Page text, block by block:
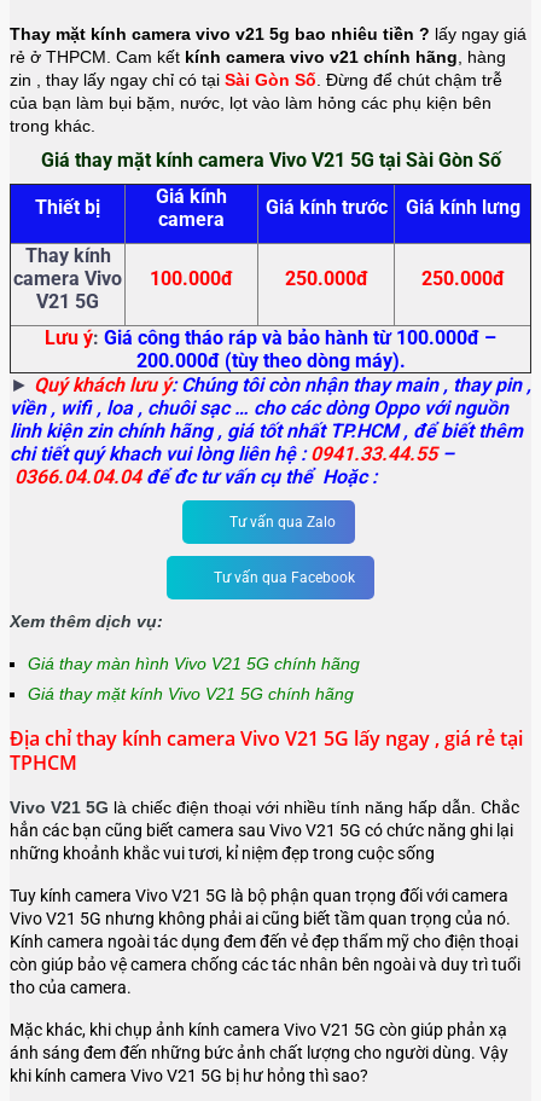
Thay mặt kính camera vivo v21 5g bao nhiêu tiền ? lấy ngay giá
rẻ ở THPCM. Cam kết kính camera vivo v21 chính hãng , hàng
zin
, thay lấy ngay chỉ có tại Sài Gòn Số . Đừng để chút chậm trễ
của bạn làm bụi bặm, nước, lọt vào làm hỏng các phụ kiện bên
trong khác.
Giá thay mặt kính camera Vivo V21 5G tại Sài Gòn Số
Thiết bị
Giá kính
camera
Giá kính trước Giá kính lưng
Thay kính
camera Vivo
V21 5G
100.000đ 250.000đ 250.000đ
Lưu ý: Giá công tháo ráp và bảo hành từ 100.000đ –
200.000đ (tùy theo dòng máy).
► Quý khách lưu ý: Chúng tôi còn nhận thay main, thay pin ,
viền , wifi , loa , chuôi sạc … cho các dòng Oppo với nguồn
linh kiện zin chính hãng , giá tốt nhất TP.HCM , để biết thêm
chi tiết quý khach vui lòng liên hệ :0941.33.44.55–
0366.04.04.04để đc tư vấn cụ thể Hoặc :
Tư vấn qua Zalo
Tư vấn qua Facebook
Xem thêm dịch vụ:
Giá thay màn hình Vivo V21 5G chính hãng
Giá thay mặt kính Vivo V21 5G chính hãng
Địa chỉ thay kính camera Vivo V21 5G lấy ngay , giá rẻ tại
TPHCM
Vivo V21 5G là chiếc điện thoại với nhiều tính năng hấp dẫn. Chắc
hẳn các bạn cũng biết camera sau Vivo V21 5G có chức năng ghi lại
những khoảnh khắc vui tươi, kỉ niệm đẹp trong cuộc sống
Tuy kính camera Vivo V21 5G là bộ phận quan trọng đối với camera
Vivo V21 5G nhưng không phải ai cũng biết tầm quan trọng của nó.
Kính camera ngoài tác dụng đem đến vẻ đẹp thẩm mỹ cho điện thoại
còn giúp bảo vệ camera chống các tác nhân bên ngoài và duy trì tuổi
tho của camera.
Mặc khác, khi chụp ảnh kính camera Vivo V21 5G còn giúp phản xạ
ánh sáng đem đến những bức ảnh chất lượng cho người dùng. Vậy
khi kính camera Vivo V21 5G bị hư hỏng thì sao?